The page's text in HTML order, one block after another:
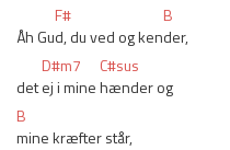
F#
B
Åh Gud, du ved og kender,
D#m7
C#sus
det ej i mine hænder og
B
mine kræfter står,